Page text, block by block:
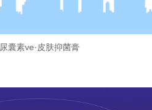
尿囊素ve·皮肤抑菌膏